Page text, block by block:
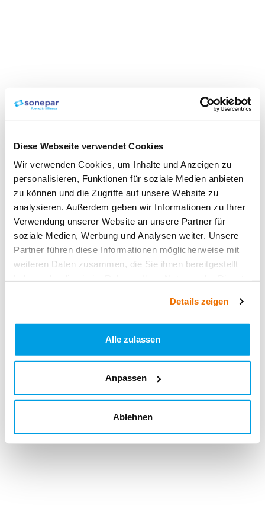
Diese Webseite verwendet Cookies
Wir verwenden Cookies, um Inhalte und Anzeigen zu
personalisieren, Funktionen für soziale Medien anbieten
zu können und die Zugriffe auf unsere Website zu
analysieren. Außerdem geben wir Informationen zu Ihrer
Verwendung unserer Website an unsere Partner für
soziale Medien, Werbung und Analysen weiter. Unsere
Partner führen diese Informationen möglicherweise mit
weiteren Daten zusammen, die Sie ihnen bereitgestellt
Details zeigen
Alle zulassen
Anpassen
Ablehnen